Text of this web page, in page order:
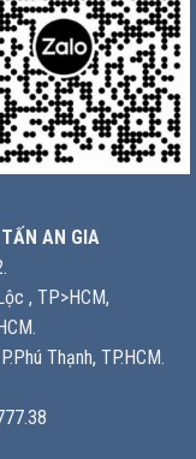
TẤN AN GIA
, TP>HCM,
Thạnh, TP.HCM.